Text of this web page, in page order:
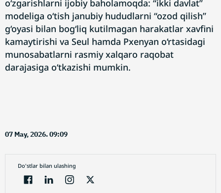
o‘zgarishlarni ijobiy baholamoqda: “ikki davlat”
modeliga o‘tish janubiy hududlarni “ozod qilish”
g‘oyasi bilan bog‘liq kutilmagan harakatlar xavfini
kamaytirishi va Seul hamda Pxenyan o‘rtasidagi
munosabatlarni rasmiy xalqaro raqobat
darajasiga o‘tkazishi mumkin.
07 May, 2026. 09:09
Do'stlar bilan ulashing